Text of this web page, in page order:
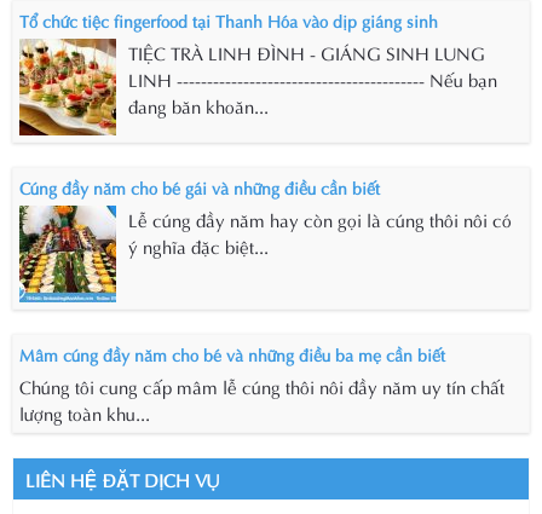
Tổ chức tiệc fingerfood tại Thanh Hóa vào dịp giáng sinh
TIỆC TRÀ LINH ĐÌNH - GIÁNG SINH LUNG
LINH ----------------------------------------- Nếu bạn
đang băn khoăn...
Cúng đầy năm cho bé gái và những điều cần biết
Lễ cúng đầy năm hay còn gọi là cúng thôi nôi có
ý nghĩa đặc biệt...
Mâm cúng đầy năm cho bé và những điều ba mẹ cần biết
Chúng tôi cung cấp mâm lễ cúng thôi nôi đầy năm uy tín chất
lượng toàn khu...
LIÊN HỆ ĐẶT DỊCH VỤ